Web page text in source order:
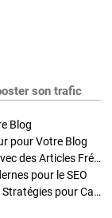
son trafic
Blog
pour Votre Blog
Stratégies de Publication : Boostez Votre Blog avec des Articles Fréquents et Exclusifs
pour le SEO
Enrichir Vos Articles avec des Contenus Riches : Stratégies pour Captiver et Optimiser